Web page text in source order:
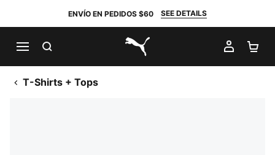
ENVÍO EN PEDIDOS $60 SEE DETAILS
PUMA.com
MI
T-Shirts + Tops